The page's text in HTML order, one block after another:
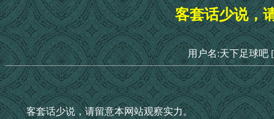
客套话少说，
用户名:天下足球吧
客套话少说，请留意本网站观察实力。